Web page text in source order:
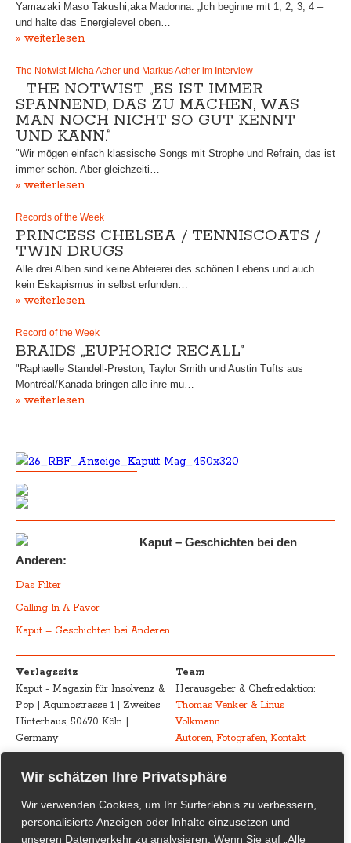
Wir schätzen Ihre Privatsphäre
Wir verwenden Cookies, um Ihr Surferlebnis zu verbessern,
personalisierte Anzeigen oder Inhalte einzusetzen und
unseren Datenverkehr zu analysieren. Wenn Sie auf „Alle
Yamazaki Maso Takushi,aka Madonna: „Ich beginne mit 1, 2, 3, 4 –
und halte das Energielevel oben…
» weiterlesen
The Notwist Micha Acher und Markus Acher im Interview
THE NOTWIST „ES IST IMMER
SPANNEND, DAS ZU MACHEN, WAS
MAN NOCH NICHT SO GUT KENNT
UND KANN.“
"Wir mögen einfach klassische Songs mit Strophe und Refrain, das ist
immer schön. Aber gleichzeiti…
» weiterlesen
Records of the Week
PRINCESS CHELSEA / TENNISCOATS /
TWIN DRUGS
Alle drei Alben sind keine Abfeierei des schönen Lebens und auch
kein Eskapismus in selbst erfunden…
» weiterlesen
Record of the Week
BRAIDS „EUPHORIC RECALL”
"Raphaelle Standell-Preston, Taylor Smith und Austin Tufts aus
Montréal/Kanada bringen alle ihre mu…
» weiterlesen
Kaput – Geschichten bei den
Anderen:
Das Filter
Calling In A Favor
Kaput – Geschichten bei Anderen
Verlagssitz
Kaput - Magazin für Insolvenz &
Pop | Aquinostrasse 1 | Zweites
Hinterhaus, 50670 Köln |
Germany
Team
Herausgeber & Chefredaktion:
Thomas Venker & Linus
Volkmann
Autoren, Fotografen, Kontakt
Advertising
Pop
marketing@kaput-mag.com
Impressum – Legal
Urheberrecht /
Inhaltliche Verantwortung /
Rechtswirksamkeit